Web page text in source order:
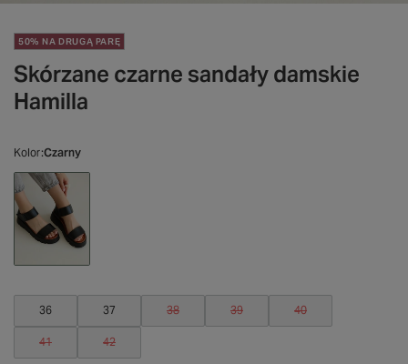
50% NA DRUGĄ PARĘ
Skórzane czarne sandały damskie
Hamilla
Kolor Czarny
36 37 38 39 40
41 42